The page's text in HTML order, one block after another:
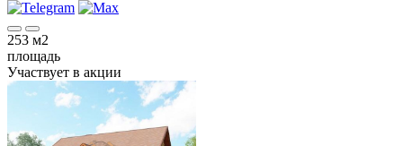
253 м2
площадь
Участвует в акции